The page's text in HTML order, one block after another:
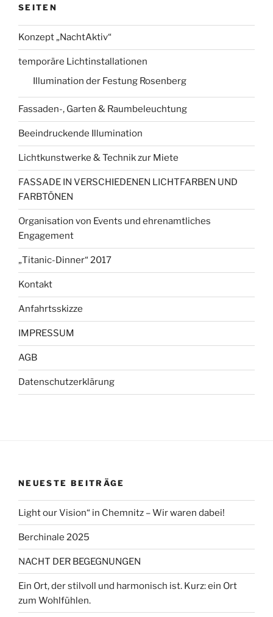
SEITEN
Konzept „NachtAktiv“
temporäre Lichtinstallationen
Illumination der Festung Rosenberg
Fassaden-, Garten & Raumbeleuchtung
Beeindruckende Illumination
Lichtkunstwerke & Technik zur Miete
FASSADE IN VERSCHIEDENEN LICHTFARBEN UND
FARBTÖNEN
Organisation von Events und ehrenamtliches
Engagement
„Titanic-Dinner“ 2017
Kontakt
Anfahrtsskizze
IMPRESSUM
AGB
Datenschutzerklärung
NEUESTE BEITRÄGE
Light our Vision“ in Chemnitz – Wir waren dabei!
Berchinale 2025
NACHT DER BEGEGNUNGEN
Ein Ort, der stilvoll und harmonisch ist. Kurz: ein Ort
zum Wohlfühlen.